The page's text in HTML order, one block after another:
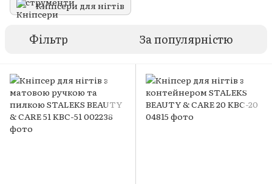
Кніпсери для нігтів
Фільтр За популярністю